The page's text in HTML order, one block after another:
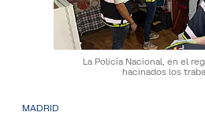
La Policía Nacional, en el
hacinados los
MADRID